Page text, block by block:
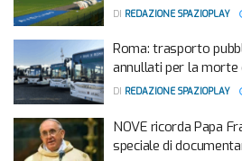
DI REDAZIONE SPAZIOPLAY
Roma: trasporto
annullati per la morte
DI REDAZIONE SPAZIOPLAY
NOVE ricorda Papa
speciale di